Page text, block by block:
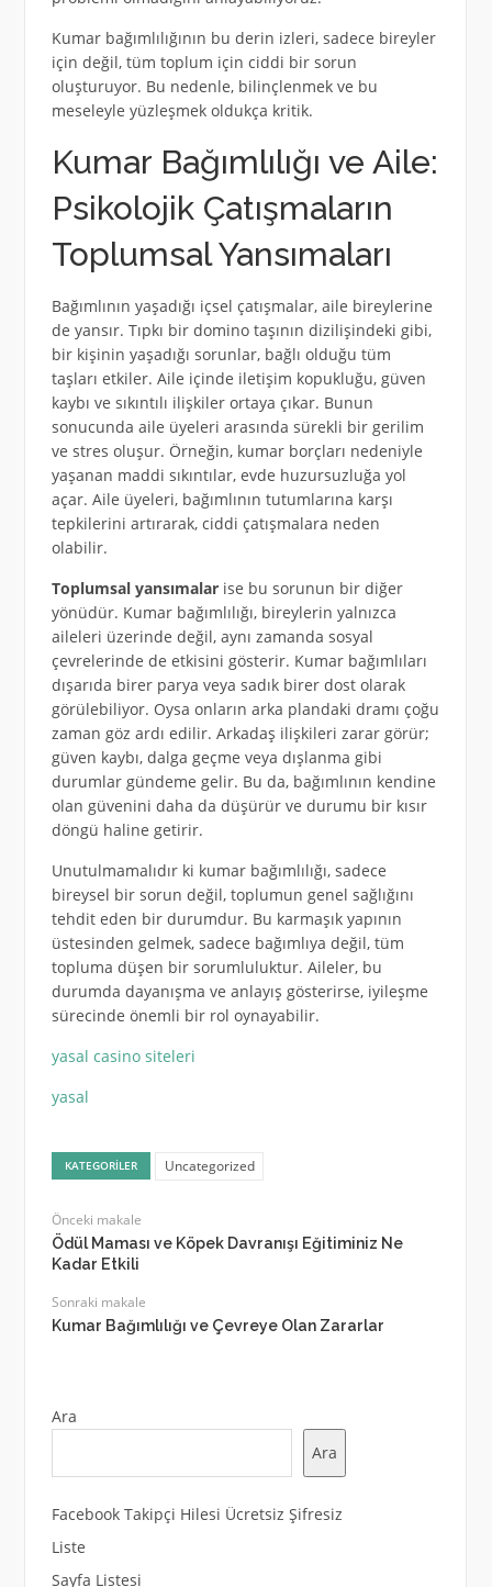
Kumar bağımlılığının bu derin izleri, sadece bireyler
için değil, tüm toplum için ciddi bir sorun
oluşturuyor. Bu nedenle, bilinçlenmek ve bu
meseleyle yüzleşmek oldukça kritik.
Kumar Bağımlılığı ve Aile:
Psikolojik Çatışmaların
Toplumsal Yansımaları
Bağımlının yaşadığı içsel çatışmalar, aile bireylerine
de yansır. Tıpkı bir domino taşının dizilişindeki gibi,
bir kişinin yaşadığı sorunlar, bağlı olduğu tüm
taşları etkiler. Aile içinde iletişim kopukluğu, güven
kaybı ve sıkıntılı ilişkiler ortaya çıkar. Bunun
sonucunda aile üyeleri arasında sürekli bir gerilim
ve stres oluşur. Örneğin, kumar borçları nedeniyle
yaşanan maddi sıkıntılar, evde huzursuzluğa yol
açar. Aile üyeleri, bağımlının tutumlarına karşı
tepkilerini artırarak, ciddi çatışmalara neden
olabilir.
Toplumsal yansımalarise bu sorunun bir diğer
yönüdür. Kumar bağımlılığı, bireylerin yalnızca
aileleri üzerinde değil, aynı zamanda sosyal
çevrelerinde de etkisini gösterir. Kumar bağımlıları
dışarıda birer parya veya sadık birer dost olarak
görülebiliyor. Oysa onların arka plandaki dramı çoğu
zaman göz ardı edilir. Arkadaş ilişkileri zarar görür;
güven kaybı, dalga geçme veya dışlanma gibi
durumlar gündeme gelir. Bu da, bağımlının kendine
olan güvenini daha da düşürür ve durumu bir kısır
döngü haline getirir.
Unutulmamalıdır ki kumar bağımlılığı, sadece
bireysel bir sorun değil, toplumun genel sağlığını
tehdit eden bir durumdur. Bu karmaşık yapının
üstesinden gelmek, sadece bağımlıya değil, tüm
topluma düşen bir sorumluluktur. Aileler, bu
durumda dayanışma ve anlayış gösterirse, iyileşme
sürecinde önemli bir rol oynayabilir.
yasal casino siteleri
yasal
KATEGORILER Uncategorized
Önceki makale
Ödül Maması ve Köpek Davranışı Eğitiminiz Ne
Kadar Etkili
Sonraki makale
Kumar Bağımlılığı ve Çevreye Olan Zararlar
Ara
Ara
Facebook Takipçi Hilesi Ücretsiz Şifresiz
Liste
Sayfa Listesi